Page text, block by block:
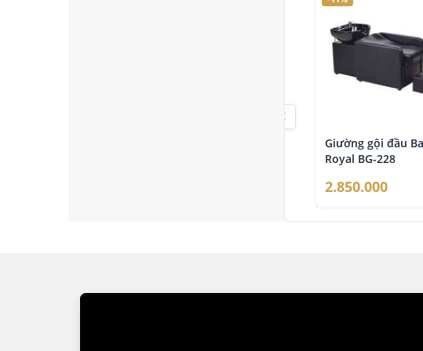
✓ Nhiều mẫu mã để
✓ Hỗ trợ sản xuất theo
✓ Chính sách bảo
✓ Hỗ trợ kỹ thuật và
✓ Đội ngũ tư vấn am
Đây cũng là lý do
Giường gội đầu
Royal BG-228
2.850.000